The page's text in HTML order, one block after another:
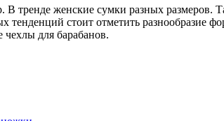
В тренде женские сумки разных
тенденций стоит отметить разнообразие
для барабанов.